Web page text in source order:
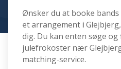
Ønsker du at booke
et arrangement i
dig. Du kan enten søge og
julefrokoster nær
matching-service.